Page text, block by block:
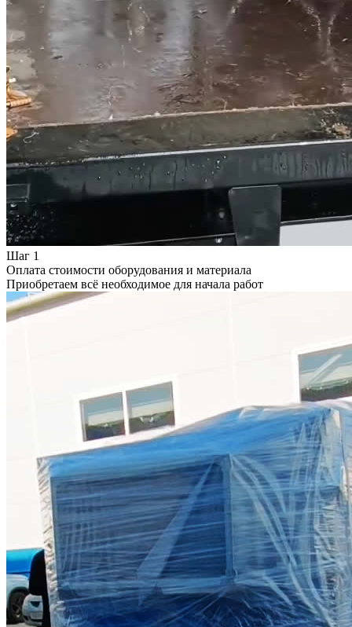
Шаг 1
Оплата стоимости оборудования и материала
Приобретаем всё необходимое для начала работ